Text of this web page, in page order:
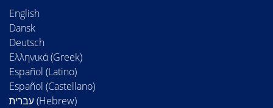
English
Dansk
Deutsch
Ελληνικά (Greek)
Español (Latino)
Español (Castellano)